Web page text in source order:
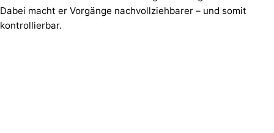
Dabei macht er Vorgänge nachvollziehbarer – und somit
kontrollierbar.